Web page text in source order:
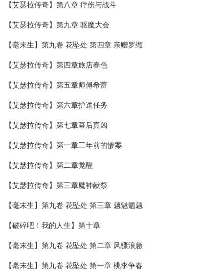
【艾瑟拉传奇】第八章 疗伤与战斗
【艾瑟拉传奇】第九章 驱魔大会
【毫末生】第九卷 花坠处 第四章 亲赠罗缬
【艾瑟拉传奇】第四章旅店春色
【艾瑟拉传奇】第五章师傅希蕾
【艾瑟拉传奇】第六章护送任务
【艾瑟拉传奇】第七章幕后真凶
【艾瑟拉传奇】第一章三年前的惨案
【艾瑟拉传奇】第二章觉醒
【艾瑟拉传奇】第三章魔神献祭
【毫末生】第九卷 花坠处 第三章 魑魅魍魉
【破碎吧！我的人生】第十章
【毫末生】第九卷 花坠处 第二章 风骤浪急
【毫末生】第九卷 花坠处 第一章 桃李争春